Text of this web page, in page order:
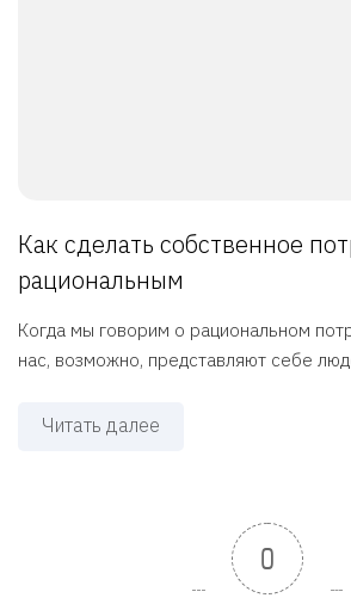
Как сделать собственное
рациональным
Когда мы говорим о рациональном
нас, возможно, представляют себе
Читать далее
0